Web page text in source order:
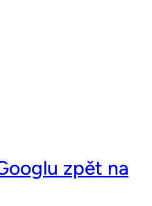
zpět na